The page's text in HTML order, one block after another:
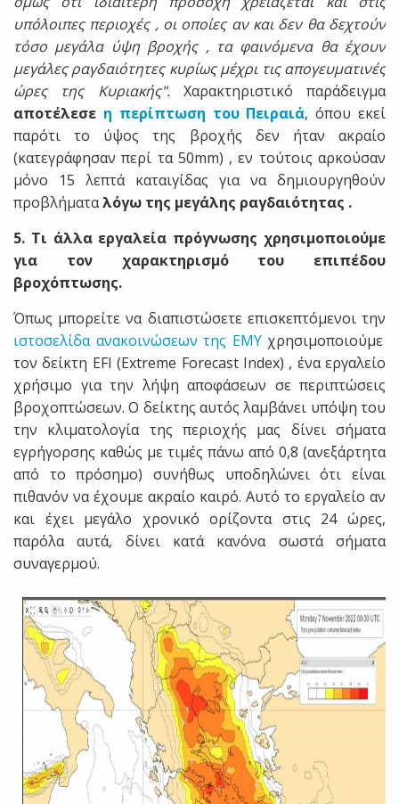
υπόλοιπες περιοχές , οι οποίες αν και δεν θα δεχτούν
τόσο μεγάλα ύψη βροχής , τα φαινόμενα θα έχουν
μεγάλες ραγδαιότητες κυρίως μέχρι τις απογευματινές
ώρες της Κυριακής". Χαρακτηριστικό παράδειγμα
αποτέλεσε η περίπτωση του Πειραιά, όπου εκεί
παρότι το ύψος της βροχής δεν ήταν ακραίο
(κατεγράφησαν περί τα 50mm) , εν τούτοις αρκούσαν
μόνο 15 λεπτά καταιγίδας για να δημιουργηθούν
προβλήματαλόγω της μεγάλης ραγδαιότητας .
5. Τι άλλα εργαλεία πρόγνωσης χρησιμοποιούμε
για τον χαρακτηρισμό του επιπέδου
βροχόπτωσης.
Όπως μπορείτε να διαπιστώσετε επισκεπτόμενοι την
ιστοσελίδα ανακοινώσεων της ΕΜΥχρησιμοποιούμε
τον δείκτη EFI (Extreme Forecast Index) , ένα εργαλείο
χρήσιμο για την λήψη αποφάσεων σε περιπτώσεις
βροχοπτώσεων. Ο δείκτης αυτός λαμβάνει υπόψη του
την κλιματολογία της περιοχής μας δίνει σήματα
εγρήγορσης καθώς με τιμές πάνω από 0,8 (ανεξάρτητα
από το πρόσημο) συνήθως υποδηλώνει ότι είναι
πιθανόν να έχουμε ακραίο καιρό. Αυτό το εργαλείο αν
και έχει μεγάλο χρονικό ορίζοντα στις 24 ώρες,
παρόλα αυτά, δίνει κατά κανόνα σωστά σήματα
συναγερμού.